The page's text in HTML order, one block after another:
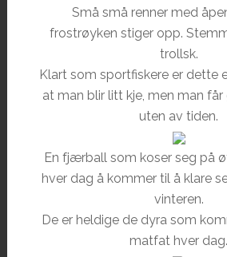
Små små renner med
frostrøyken stiger opp.
trollsk.
Klart som sportfiskere er dette
at man blir litt kje, men man
uten av tiden.
En fjærball som koser seg på
hver dag å kommer til å klare
vinteren.
De er heldige de dyra som
matfat hver dag.